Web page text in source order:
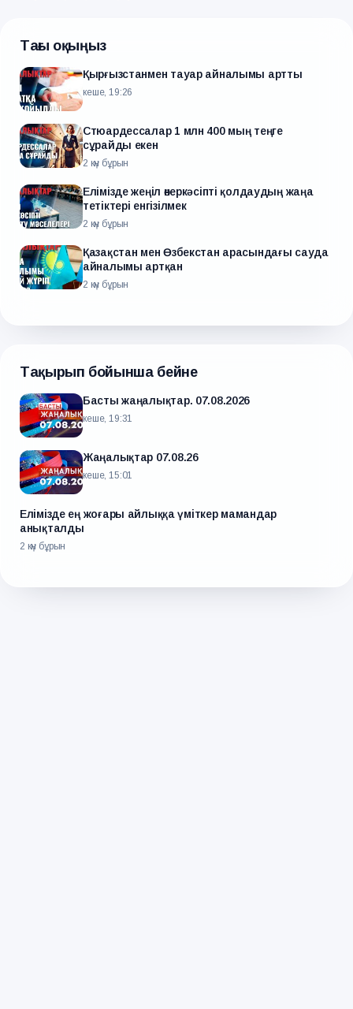
Тағы оқыңыз
Қырғызстанмен тауар айналымы артты
кеше, 19:26
Стюардессалар 1 млн 400 мың теңге
сұрайды екен
2 күн бұрын
Елімізде жеңіл өнеркәсіпті қолдаудың жаңа
тетіктері енгізілмек
2 күн бұрын
Қазақстан мен Өзбекстан арасындағы сауда
айналымы артқан
2 күн бұрын
Тақырып бойынша бейне
Басты жаңалықтар. 07.08.2026
кеше, 19:31
Жаңалықтар 07.08.26
кеше, 15:01
Елімізде ең жоғары айлыққа үміткер мамандар
анықталды
2 күн бұрын